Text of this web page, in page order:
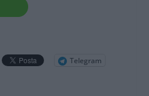
Telegram